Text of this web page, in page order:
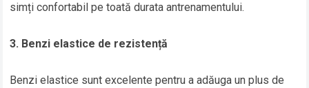
simți confortabil pe toată durata antrenamentului.
3. Benzi elastice de rezistență
Benzi elastice sunt excelente pentru a adăuga un plus de